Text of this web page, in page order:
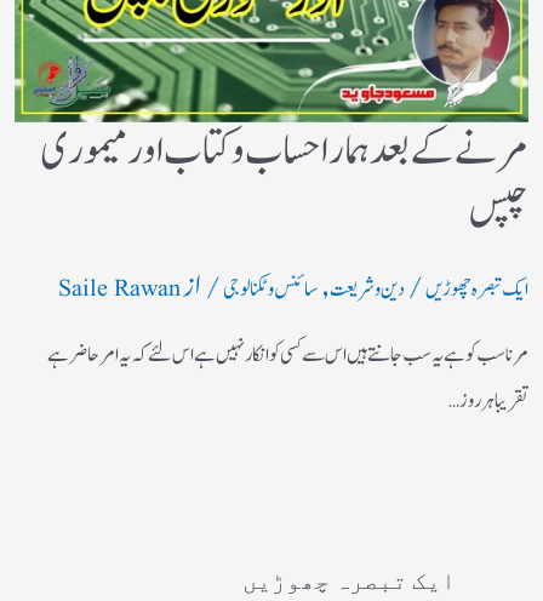
مرنے کے بعد ہمارا حساب وکتاب اور میموری
چپس
ایک تبصرہ چھوڑیں/دین و شریعت,سائنس و ٹکنالوجی/ ازSaile Rawan
مرنا سب کو ہے یہ سب جانتے ہیں اس سے کسی کو انکار نہیں ہے اس لئے کہ یہ امر حاضر ہے
تقریبا ہر روز…
ایک تبصرہ چھوڑیں